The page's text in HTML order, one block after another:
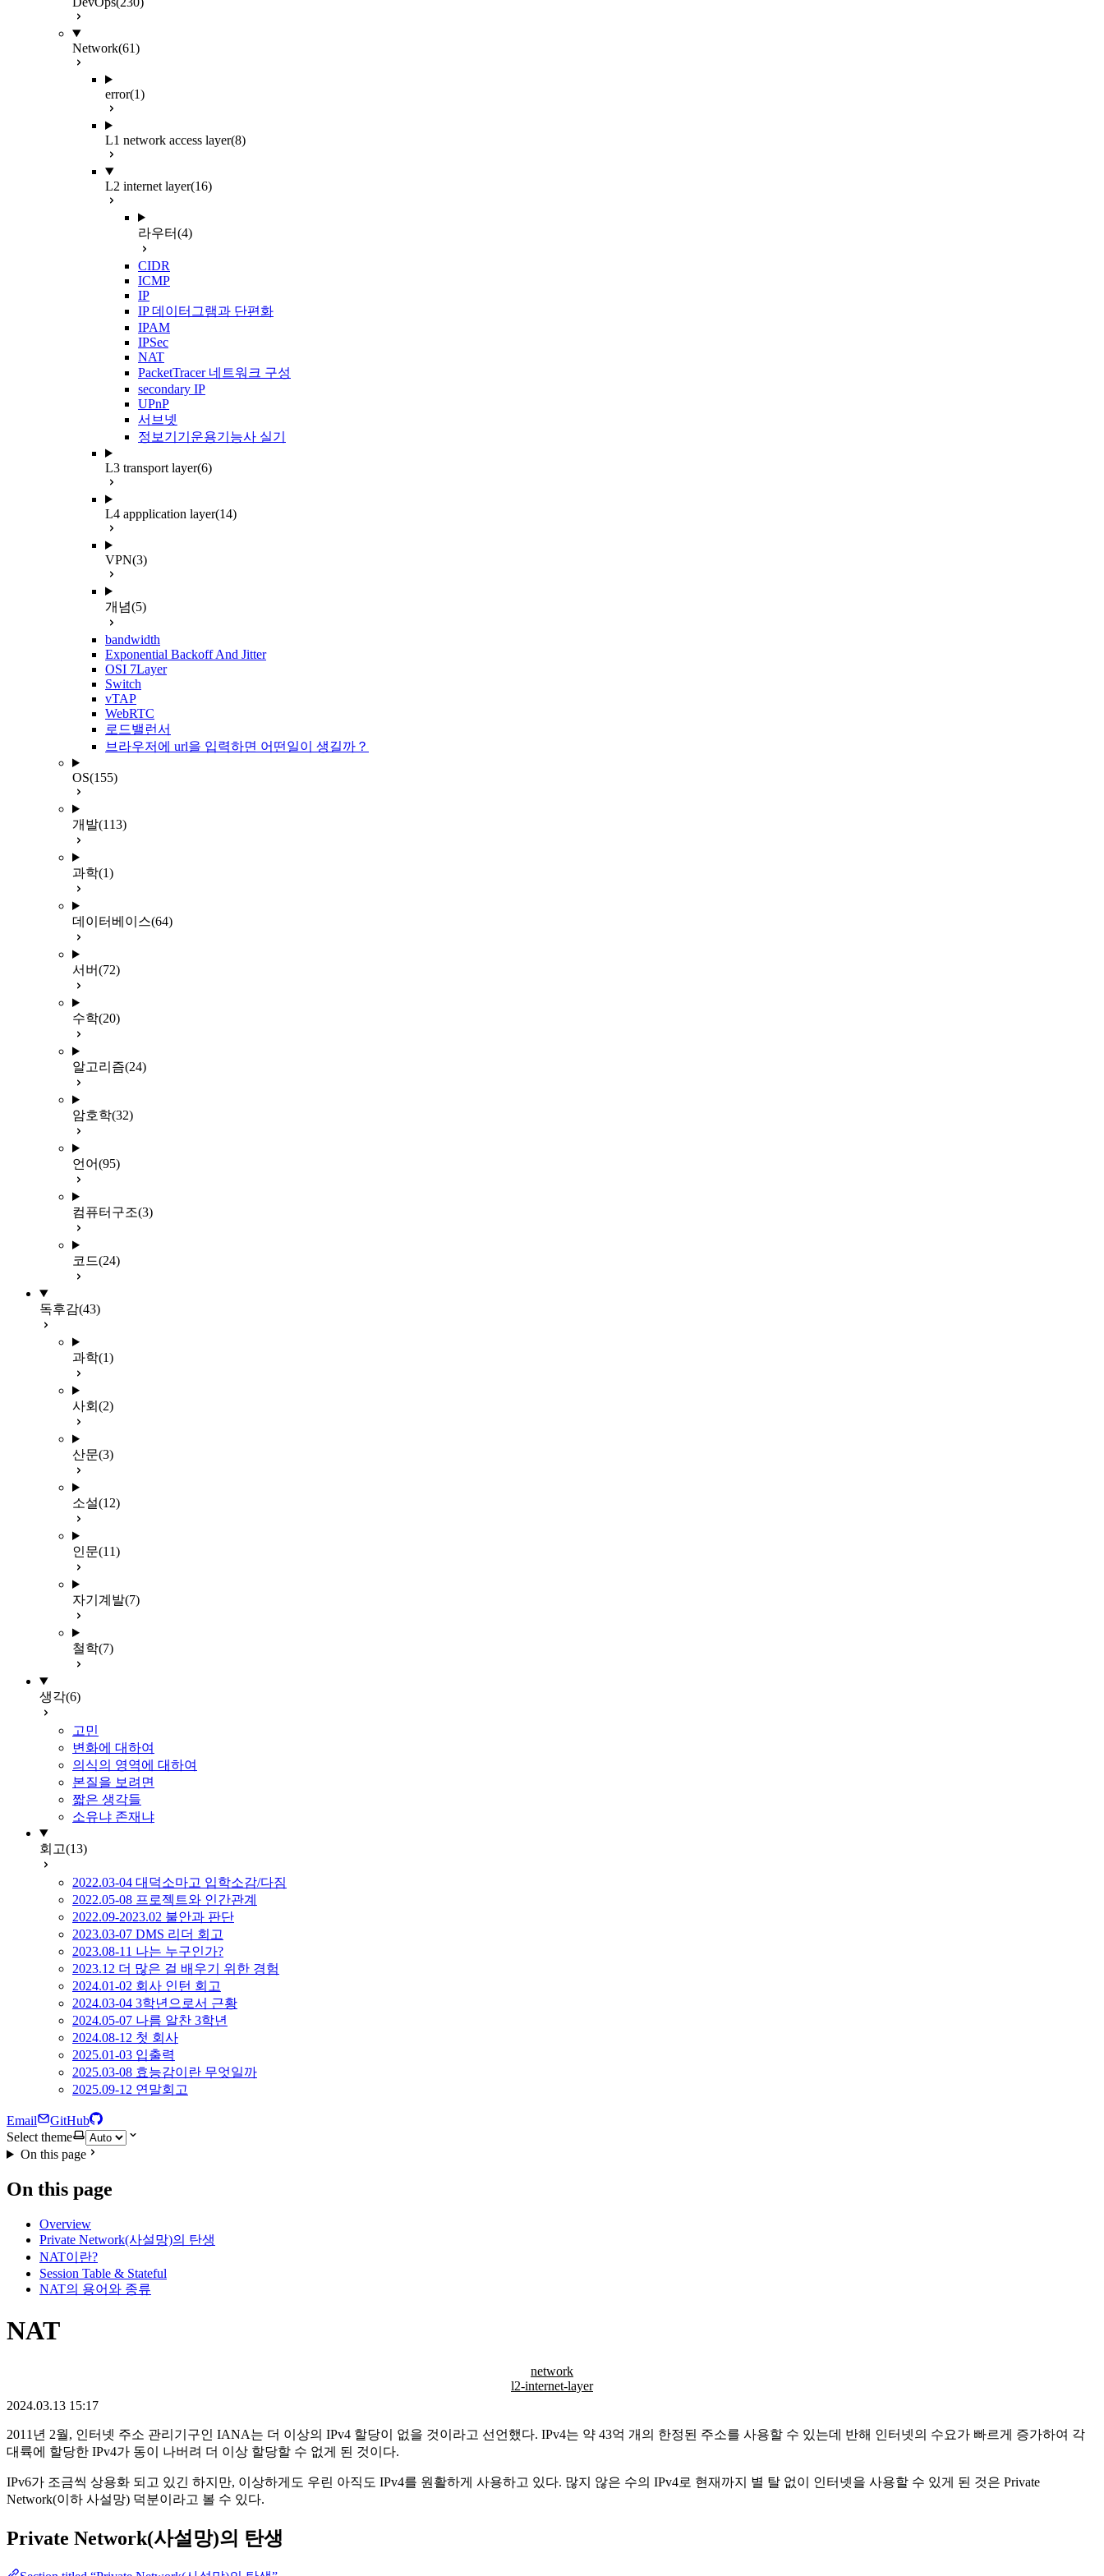
Network(61)
error(1)
L1 network access layer(8)
L2 internet layer(16)
라우터(4)
CIDR
ICMP
IP
IP 데이터그램과 단편화
IPAM
IPSec
NAT
PacketTracer 네트워크 구성
secondary IP
UPnP
서브넷
정보기기운용기능사 실기
L3 transport layer(6)
L4 appplication layer(14)
VPN(3)
개념(5)
bandwidth
Exponential Backoff And Jitter
OSI 7Layer
Switch
vTAP
WebRTC
로드밸런서
브라우저에 url을 입력하면 어떤일이 생길까？
OS(155)
개발(113)
과학(1)
데이터베이스(64)
서버(72)
수학(20)
알고리즘(24)
암호학(32)
언어(95)
컴퓨터구조(3)
코드(24)
독후감(43)
과학(1)
사회 (2)
산문(3)
소설(12)
인문(11)
자기계발(7)
철학(7)
생각(6)
고민
변화에 대하여
의식의 영역에 대하여
본질을 보려면
짧은 생각들
소유냐 존재냐
회고(13)
2022.03-04 대덕소마고 입학소감/다짐
2022.05-08 프로젝트와 인간관계
2022.09-2023.02 불안과 판단
2023.03-07 DMS 리더 회고
2023.08-11 나는 누구인가?
2023.12 더 많은 걸 배우기 위한 경험
2024.01-02 회사 인턴 회고
2024.03-04 3학년으로서 근황
2024.05-07 나름 알찬 3학년
2024.08-12 첫 회사
2025.01-03 입출력
2025.03-08 효능감이란 무엇일까
2025.09-12 연말회고
Email
GitHub
Select theme
On this page
On this page
Overview
Private Network(사설망)의 탄생
NAT이란?
Session Table & Stateful
NAT의 용어와 종류
NAT
network
l2-internet-layer
2024.03.13 15:17
2011년 2월, 인터넷 주소 관리기구인 IANA는 더 이상의 IPv4 할당이 없을 것이라고 선언했다. IPv4는 약 43억 개의 한정된 주소를 사용할 수 있는데 반해 인터넷의 수요가 빠르게 증가하여 각
대륙에 할당한 IPv4가 동이 나버려 더 이상 할당할 수 없게 된 것이다.
IPv6가 조금씩 상용화 되고 있긴 하지만, 이상하게도 우린 아직도 IPv4를 원활하게 사용하고 있다. 많지 않은 수의 IPv4로 현재까지 별 탈 없이 인터넷을 사용할 수 있게 된 것은 Private
Network(이하 사설망) 덕분이라고 볼 수 있다.
Private Network(사설망)의 탄생